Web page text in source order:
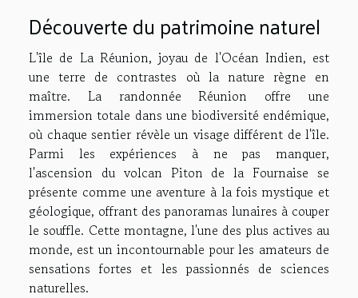
Découverte du patrimoine naturel
L'île de La Réunion, joyau de l'Océan Indien, est
une terre de contrastes où la nature règne en
maître. La randonnée Réunion offre une
immersion totale dans une biodiversité endémique,
où chaque sentier révèle un visage différent de l'île.
Parmi les expériences à ne pas manquer,
l'ascension du volcan Piton de la Fournaise se
présente comme une aventure à la fois mystique et
géologique, offrant des panoramas lunaires à couper
le souffle. Cette montagne, l'une des plus actives au
monde, est un incontournable pour les amateurs de
sensations fortes et les passionnés de sciences
naturelles.